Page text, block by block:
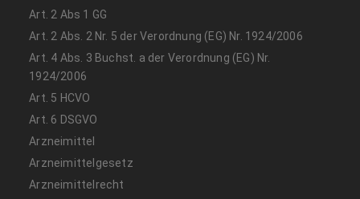
Art. 2 Abs 1 GG
Art. 2 Abs. 2 Nr. 5 der Verordnung (EG) Nr. 1924/2006
Art. 4 Abs. 3 Buchst. a der Verordnung (EG) Nr.
1924/2006
Art. 5 HCVO
Art. 6 DSGVO
Arzneimittel
Arzneimittelgesetz
Arzneimittelrecht